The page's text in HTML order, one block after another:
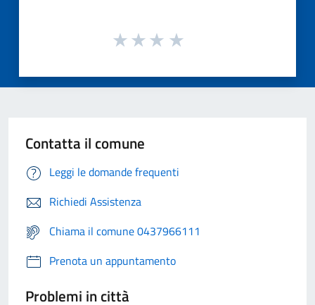
Contatta il comune
Leggi le domande frequenti
Richiedi Assistenza
Chiama il comune 0437966111
Prenota un appuntamento
Problemi in città